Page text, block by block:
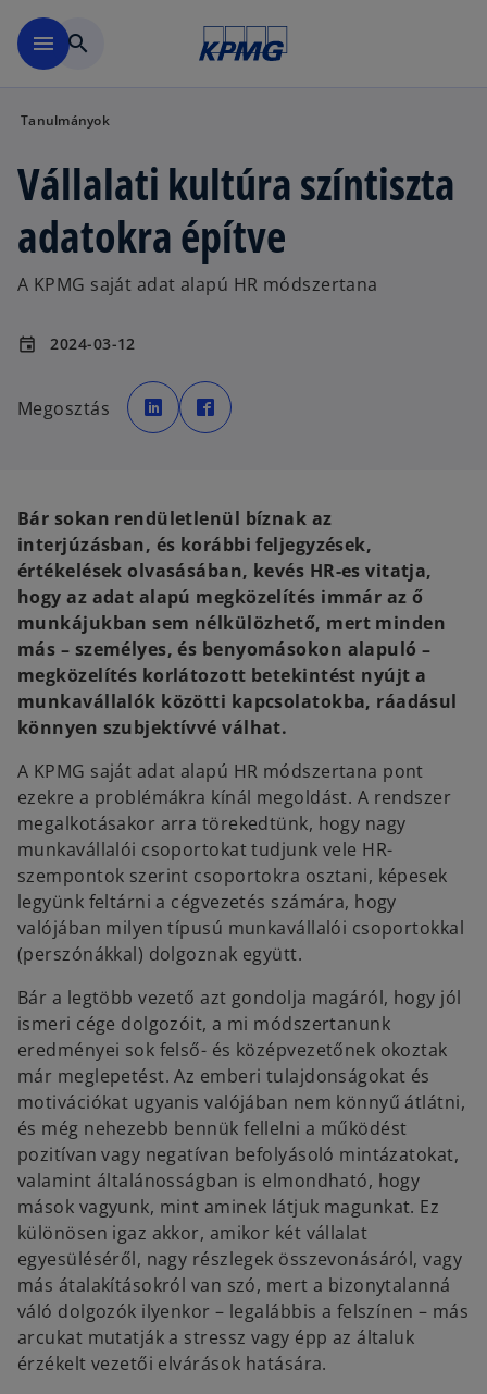
menu search
Tanulmányok
Vállalati kultúra színtiszta
adatokra építve
A KPMG saját adat alapú HR módszertana
event 2024-03-12
Megosztás
o
p
e
n
w
t
a
b
p
e
w
t
a
b
Bár sokan rendületlenül bíznak az
interjúzásban, és korábbi feljegyzések,
értékelések olvasásában, kevés HR-es vitatja,
hogy az adat alapú megközelítés immár az ő
munkájukban sem nélkülözhető, mert minden
más – személyes, és benyomásokon alapuló –
megközelítés korlátozott betekintést nyújt a
munkavállalók közötti kapcsolatokba, ráadásul
könnyen szubjektívvé válhat.
A KPMG saját adat alapú HR módszertana pont
ezekre a problémákra kínál megoldást. A rendszer
megalkotásakor arra törekedtünk, hogy nagy
munkavállalói csoportokat tudjunk vele HR-
szempontok szerint csoportokra osztani, képesek
legyünk feltárni a cégvezetés számára, hogy
valójában milyen típusú munkavállalói csoportokkal
(perszónákkal) dolgoznak együtt.
Bár a legtöbb vezető azt gondolja magáról, hogy jól
ismeri cége dolgozóit, a mi módszertanunk
eredményei sok felső- és középvezetőnek okoztak
már meglepetést. Az emberi tulajdonságokat és
motivációkat ugyanis valójában nem könnyű átlátni,
és még nehezebb bennük fellelni a működést
pozitívan vagy negatívan befolyásoló mintázatokat,
valamint általánosságban is elmondható, hogy
mások vagyunk, mint aminek látjuk magunkat. Ez
különösen igaz akkor, amikor két vállalat
egyesüléséről, nagy részlegek összevonásáról, vagy
más átalakításokról van szó, mert a bizonytalanná
váló dolgozók ilyenkor – legalábbis a felszínen – más
arcukat mutatják a stressz vagy épp az általuk
érzékelt vezetői elvárások hatására.